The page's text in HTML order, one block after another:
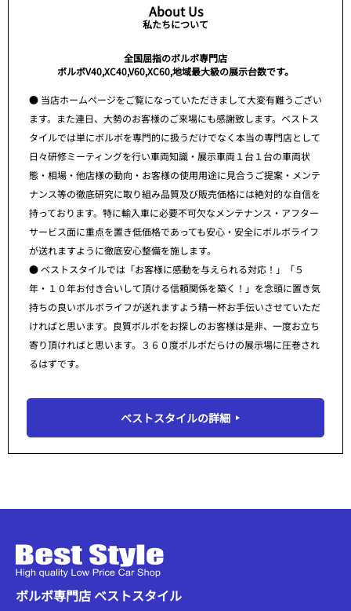
About Us
私たちについて
全国屈指のボルボ専門店
ボルボV40,XC40,V60,XC60,地域最大級の展示台数です。
● 当店ホームページをご覧になっていただきまして大変有難うござい
ます。また連日、大勢のお客様のご来場にも感謝致します。ベストス
タイルでは単にボルボを専門的に扱うだけでなく本当の専門店として
日々研修ミーティングを行い車両知識・展示車両１台１台の車両状
態・相場・他店様の動向・お客様の使用用途に見合うご提案・メンテ
ナンス等の徹底研究に取り組み品質及び販売価格には絶対的な自信を
持っております。特に輸入車に必要不可欠なメンテナンス・アフター
サービス面に重点を置き低価格であっても安心・安全にボルボライフ
が送れますように徹底安心整備を施します。
● ベストスタイルでは「お客様に感動を与えられる対応！」「５
年・１０年お付き合いして頂ける信頼関係を築く！」を念頭に置き気
持ちの良いボルボライフが送れますよう精一杯お手伝いさせていただ
ければと思います。良質ボルボをお探しのお客様は是非、一度お立ち
寄り頂ければと思います。３６０度ボルボだらけの展示場に圧巻され
るはずです。
ベストスタイルの詳細
ボルボ専門店 ベストスタイル